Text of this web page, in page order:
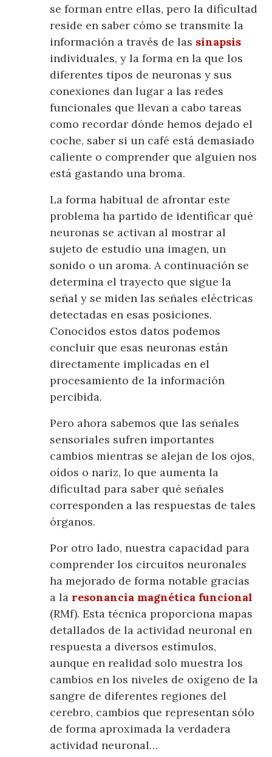
se forman entre ellas, pero la dificultad
reside en saber cómo se transmite la
información a través de las sinapsis
individuales, y la forma en la que los
diferentes tipos de neuronas y sus
conexiones dan lugar a las redes
funcionales que llevan a cabo tareas
como recordar dónde hemos dejado el
coche, saber si un café está demasiado
caliente o comprender que alguien nos
está gastando una broma.
La forma habitual de afrontar este
problema ha partido de identificar qué
neuronas se activan al mostrar al
sujeto de estudio una imagen, un
sonido o un aroma. A continuación se
determina el trayecto que sigue la
señal y se miden las señales eléctricas
detectadas en esas posiciones.
Conocidos estos datos podemos
concluir que esas neuronas están
directamente implicadas en el
procesamiento de la información
percibida.
Pero ahora sabemos que las señales
sensoriales sufren importantes
cambios mientras se alejan de los ojos,
oídos o nariz, lo que aumenta la
dificultad para saber qué señales
corresponden a las respuestas de tales
órganos.
Por otro lado, nuestra capacidad para
comprender los circuitos neuronales
ha mejorado de forma notable gracias
a la resonancia magnética funcional
(RMf). Esta técnica proporciona mapas
detallados de la actividad neuronal en
respuesta a diversos estímulos,
aunque en realidad solo muestra los
cambios en los niveles de oxígeno de la
sangre de diferentes regiones del
cerebro, cambios que representan sólo
de forma aproximada la verdadera
actividad neuronal…